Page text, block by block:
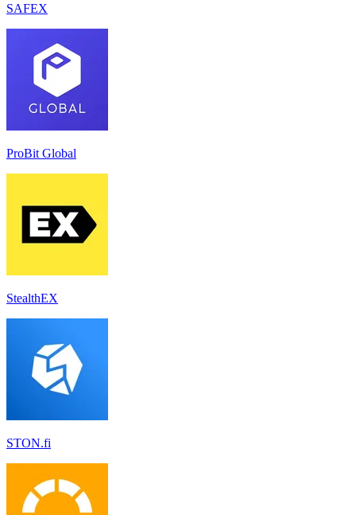
SAFEX
ProBit Global
StealthEX
STON.fi